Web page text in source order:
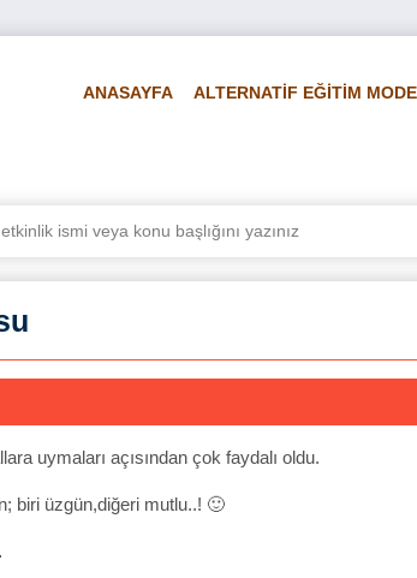
ANASAYFA ALTERNATİF EĞİTİM
uymaları açısından çok faydalı oldu.
biri üzgün,diğeri mutlu..! 🙂